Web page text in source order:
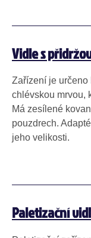
Vidle s
Zařízení je určeno
chlévskou mrvou,
Má zesílené
pouzdrech.
jeho velikosti.
Paletizační